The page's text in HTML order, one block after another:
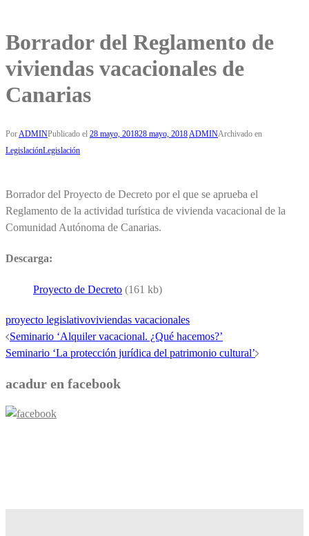
Borrador del Reglamento de
viviendas vacacionales de
Canarias
PorADMINPublicado el 28 mayo, 201828 mayo, 2018ADMINArchivado en
LegislaciónLegislación
Borrador del Proyecto de Decreto por el que se aprueba el
Reglamento de la actividad turística de vivienda vacacional de la
Comunidad Autónoma de Canarias.
Descarga:
Proyecto de Decreto (161 kb)
proyecto legislativoviviendas vacacionales
Navegación
de
entradas
Seminario ‘Alquiler vacacional. ¿Qué hacemos?’
Seminario ‘La protección jurídica del patrimonio cultural’
acadur en facebook